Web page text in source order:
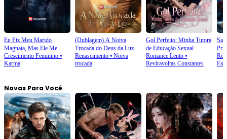
Eu Fiz Meu Marido
Magnata, Mas Ele Me
Traiu
Crescimento Feminino ⦁
Karma
(Dublagem) A Noiva
Trocada do Deus da Luz
Renascimento⦁ Noiva
trocada
Gol Perfeito: Minha Tutora
de Educação Sexual
Romance Lento⦁
Reviravoltas Constantes
Sai
Novas Para Você